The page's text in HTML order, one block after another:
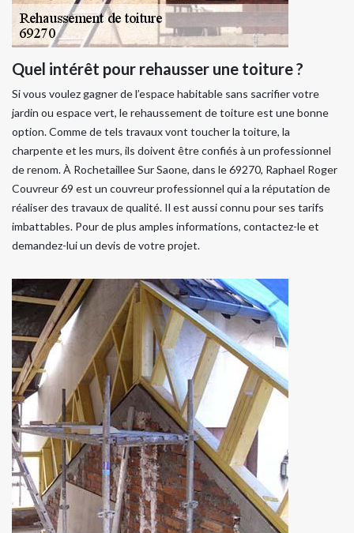
Quel intérêt pour rehausser une toiture ?
Si vous voulez gagner de l’espace habitable sans sacrifier votre
jardin ou espace vert, le rehaussement de toiture est une bonne
option. Comme de tels travaux vont toucher la toiture, la
charpente et les murs, ils doivent être confiés à un professionnel
de renom. À Rochetaillee Sur Saone, dans le 69270, Raphael Roger
Couvreur 69 est un couvreur professionnel qui a la réputation de
réaliser des travaux de qualité. Il est aussi connu pour ses tarifs
imbattables. Pour de plus amples informations, contactez-le et
demandez-lui un devis de votre projet.